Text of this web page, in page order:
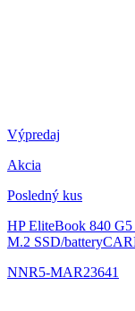
Výpredaj
Akcia
Posledný kus
HP EliteBook 840 G5
M.2 SSD/
NNR5-MAR23641